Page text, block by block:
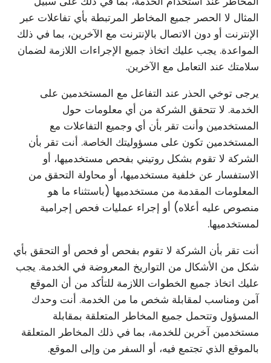
المثال لا الحصر جميع المخاطر المرتبطة بأي تفاعلات عبر
الإنترنت أو دون الاتصال بالإنترنت مع الآخرين، بما في ذلك
المواعدة. يجب عليك اتخاذ جميع الإجراءات اللازمة لضمان
سلامتك عند التعامل مع الآخرين.
يرجى توخي الحذر عند التفاعل مع المستخدمين على
الخدمة. لا تتحقق الشركة من أي معلومات حول
المستخدمين وأنت تقر بأن أي وجميع التفاعلات مع
المستخدمين تكون على مسؤوليتك الخاصة. أنت تقر بأن
الشركة لا تقوم بشكل روتيني بفحص مستخدميها، أو
الاستفسار عن خلفية مستخدميها، أو محاولة التحقق من
المعلومات المقدمة من مستخدميها (باستثناء ما هو
منصوص عليه أعلاه) أو إجراء عمليات فحص إجرامية
لمستخدميها.
أنت تقر بأن الشركة لا تقوم بفحص أو فحص أو التحقق بأي
شكل من الأشكال من التواريخ المعروضة في الخدمة. يجب
عليك اتخاذ جميع الخطوات اللازمة للتأكد من أن الموقع
آمن ومناسب لمقابلة شخص ما من الخدمة. أنت وحدك
المسؤول وتتحمل جميع المخاطر المتعلقة بمقابلة
مستخدمين آخرين للخدمة، بما في ذلك المخاطر المتعلقة
بالموقع الذي تجتمع فيه، أو السفر من وإلى الموقع.